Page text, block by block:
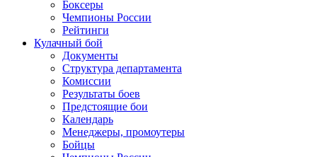
Боксеры
Чемпионы России
Рейтинги
Кулачный бой
Документы
Структура департамента
Комиссии
Результаты боев
Предстоящие бои
Календарь
Менеджеры, промоутеры
Бойцы